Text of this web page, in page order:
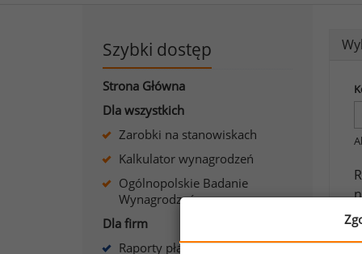
Szybki dostęp
Strona Główna
Dla wszystkich
Zarobki na stanowiskach
Kalkulator wynagrodzeń
Ogólnopolskie Badanie
Wynagrodzeń
Dla firm
Raporty płacowe dla firm